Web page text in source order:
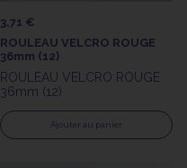
3,71 €
ROULEAU VELCRO ROUGE
36mm (12)
ROULEAU VELCRO ROUGE
36mm (12)
Ajouter au panier